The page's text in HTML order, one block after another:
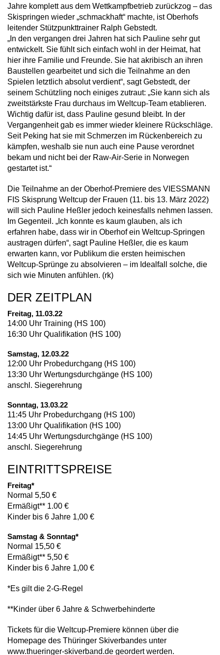
Jahre komplett aus dem Wettkampfbetrieb zurückzog – das
Skispringen wieder „schmackhaft“ machte, ist Oberhofs
leitender Stützpunkttrainer Ralph Gebstedt.
„In den vergangen drei Jahren hat sich Pauline sehr gut
entwickelt. Sie fühlt sich einfach wohl in der Heimat, hat
hier ihre Familie und Freunde. Sie hat akribisch an ihren
Baustellen gearbeitet und sich die Teilnahme an den
Spielen letztlich absolut verdient“, sagt Gebstedt, der
seinem Schützling noch einiges zutraut: „Sie kann sich als
zweitstärkste Frau durchaus im Weltcup-Team etablieren.
Wichtig dafür ist, dass Pauline gesund bleibt. In der
Vergangenheit gab es immer wieder kleinere Rückschläge.
Seit Peking hat sie mit Schmerzen im Rückenbereich zu
kämpfen, weshalb sie nun auch eine Pause verordnet
bekam und nicht bei der Raw-Air-Serie in Norwegen
gestartet ist.“
Die Teilnahme an der Oberhof-Premiere des VIESSMANN
FIS Skisprung Weltcup der Frauen (11. bis 13. März 2022)
will sich Pauline Heßler jedoch keinesfalls nehmen lassen.
Im Gegenteil. „Ich konnte es kaum glauben, als ich
erfahren habe, dass wir in Oberhof ein Weltcup-Springen
austragen dürfen“, sagt Pauline Heßler, die es kaum
erwarten kann, vor Publikum die ersten heimischen
Weltcup-Sprünge zu absolvieren – im Idealfall solche, die
sich wie Minuten anfühlen. (rk)
DER ZEITPLAN
Freitag, 11.03.22
14:00 Uhr Training (HS 100)
16:30 Uhr Qualifikation (HS 100)
Samstag, 12.03.22
12:00 Uhr Probedurchgang (HS 100)
13:30 Uhr Wertungsdurchgänge (HS 100)
anschl. Siegerehrung
Sonntag, 13.03.22
11:45 Uhr Probedurchgang (HS 100)
13:00 Uhr Qualifikation (HS 100)
14:45 Uhr Wertungsdurchgänge (HS 100)
anschl. Siegerehrung
EINTRITTSPREISE
Freitag*
Normal 5,50 €
Ermäßigt** 1.00 €
Kinder bis 6 Jahre 1,00 €
Samstag & Sonntag*
Normal 15,50 €
Ermäßigt** 5,50 €
Kinder bis 6 Jahre 1,00 €
*Es gilt die 2-G-Regel
**Kinder über 6 Jahre & Schwerbehinderte
Tickets für die Weltcup-Premiere können über die
Homepage des Thüringer Skiverbandes unter
www.thueringer-skiverband.de geordert werden.